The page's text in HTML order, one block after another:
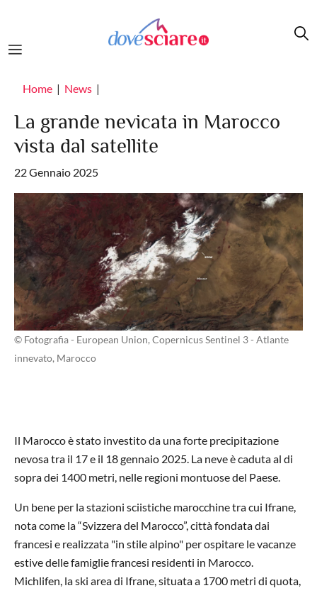
Home News
La grande nevicata in Marocco
vista dal satellite
22 Gennaio 2025
© Fotografia - European Union, Copernicus Sentinel 3 - Atlante
innevato, Marocco
Il Marocco è stato investito da una forte precipitazione
nevosa tra il 17 e il 18 gennaio 2025. La neve è caduta al di
sopra dei 1400 metri, nelle regioni montuose del Paese.
Un bene per la stazioni sciistiche marocchine tra cui Ifrane,
nota come la “Svizzera del Marocco”, città fondata dai
francesi e realizzata "in stile alpino" per ospitare le vacanze
estive delle famiglie francesi residenti in Marocco.
Michlifen, la ski area di Ifrane, situata a 1700 metri di quota,